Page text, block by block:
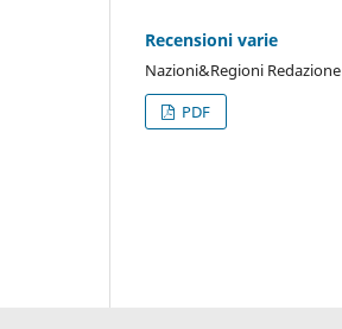
Recensioni varie
Nazioni&Regioni Redazione
PDF